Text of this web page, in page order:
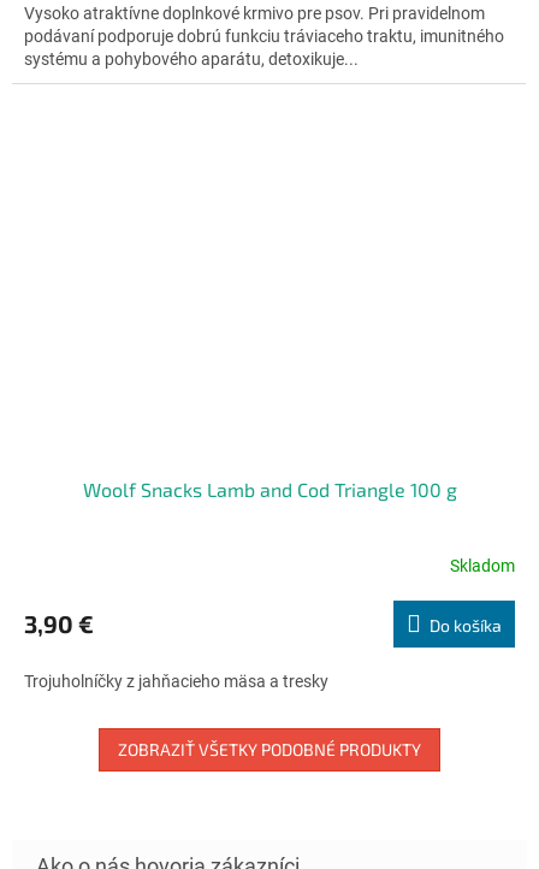
z
5
hviezdičiek.
Vysoko atraktívne doplnkové krmivo pre psov. Pri pravidelnom
podávaní podporuje dobrú funkciu tráviaceho traktu, imunitného
systému a pohybového aparátu, detoxikuje...
Woolf Snacks Lamb and Cod Triangle 100 g
produktu
je
z
hviezdičiek.
Skladom
3,90 € Do košíka
Trojuholníčky z jahňacieho mäsa a tresky
ZOBRAZIŤ VŠETKY PODOBNÉ PRODUKTY